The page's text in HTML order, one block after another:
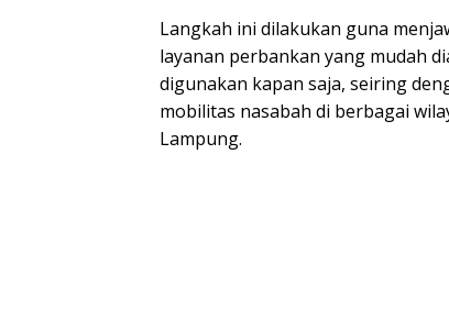
Langkah ini dilakukan guna
layanan perbankan yang mudah
digunakan kapan saja, seiring
mobilitas nasabah di berbagai
Lampung.